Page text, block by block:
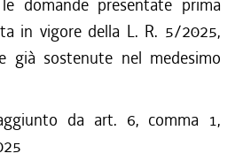
domande presentate prima
in vigore della L. R. 5/2025,
già sostenute nel medesimo
da art. 6, comma 1,